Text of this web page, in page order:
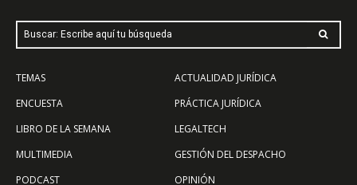
Buscar: Escribe aquí tu búsqueda
TEMAS
ENCUESTA
LIBRO DE LA SEMANA
MULTIMEDIA
PODCAST
ACTUALIDAD JURÍDICA
PRÁCTICA JURÍDICA
LEGALTECH
GESTIÓN DEL DESPACHO
OPINIÓN